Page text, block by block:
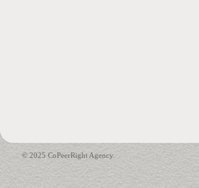
© 2025 CoPeerRight Agency.